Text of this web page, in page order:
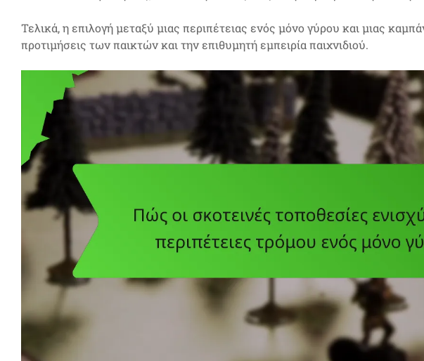
Τελικά, η επιλογή μεταξύ μιας περιπέτειας ενός μόνο γύρου και μιας
προτιμήσεις των παικτών και την επιθυμητή εμπειρία παιχνιδιού.